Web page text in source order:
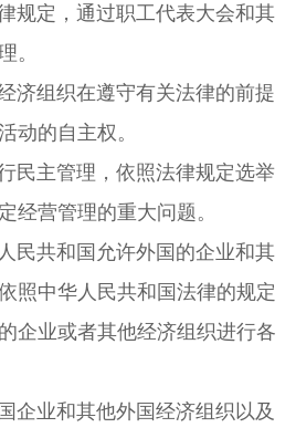
定，通过职工代表大会和其
。
组织在遵守有关法律的前提
动的自主权。
主管理，依照法律规定选举
经营管理的重大问题。
共和国允许外国的企业和其
照中华人民共和国法律的规定
企业或者其他经济组织进行各
业和其他外国经济组织以及